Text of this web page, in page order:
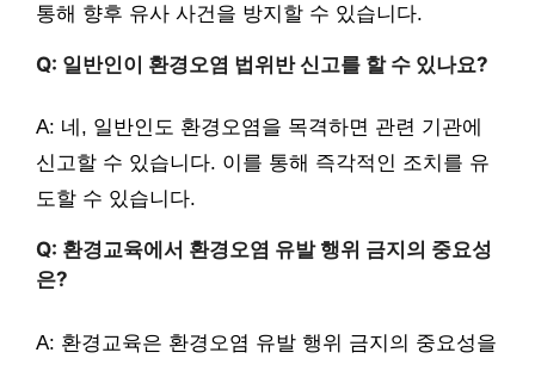
통해 향후 유사 사건을 방지할 수 있습니다.
Q: 일반인이 환경오염 법위반 신고를 할 수 있나요?
A: 네, 일반인도 환경오염을 목격하면 관련 기관에
신고할 수 있습니다. 이를 통해 즉각적인 조치를 유
도할 수 있습니다.
Q: 환경교육에서 환경오염 유발 행위 금지의 중요성
은?
A: 환경교육은 환경오염 유발 행위 금지의 중요성을